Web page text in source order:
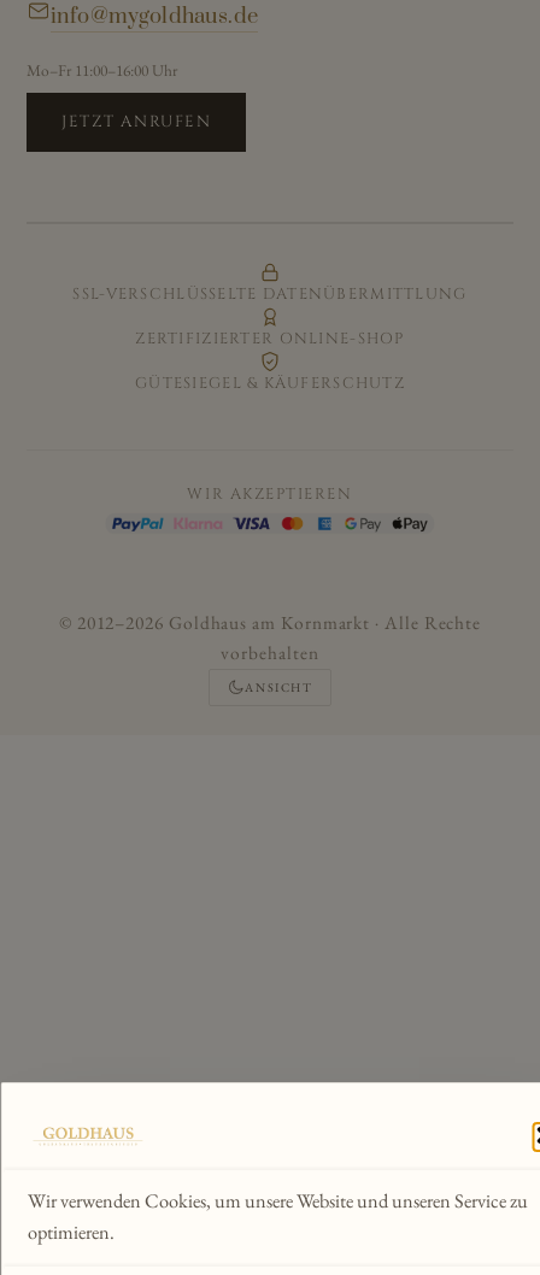
Wir verwenden Cookies, um unsere Website und unseren Service zu
optimieren.
info@mygoldhaus.de
Mo–Fr 11:00–16:00 Uhr
JETZT ANRUFEN
SSL-VERSCHLÜSSELTE DATENÜBERMITTLUNG
ZERTIFIZIERTER ONLINE-SHOP
GÜTESIEGEL & KÄUFERSCHUTZ
WIR AKZEPTIEREN
© 2012–2026 Goldhaus am Kornmarkt · Alle Rechte
vorbehalten
ANSICHT